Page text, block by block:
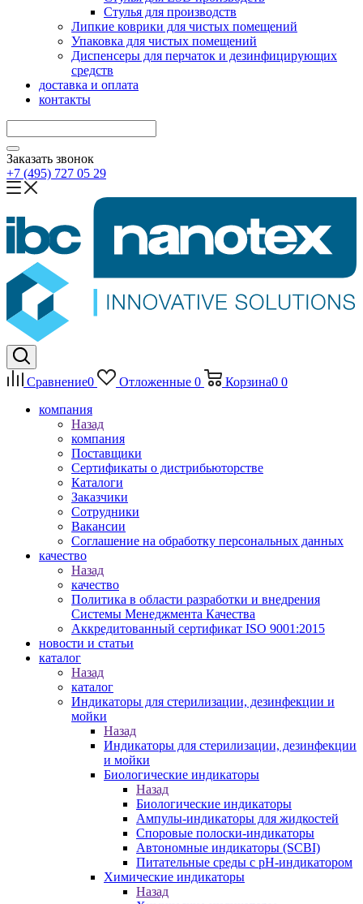
Стулья для производств
Липкие коврики для чистых помещений
Упаковка для чистых помещений
Диспенсеры для перчаток и дезинфицирующих
средств
доставка и оплата
контакты
Заказать звонок
+7 (495) 727 05 29
Сравнение0 Отложенные 0 Корзина0 0
компания
Назад
компания
Поставщики
Сертификаты о дистрибьюторстве
Каталоги
Заказчики
Сотрудники
Вакансии
Соглашение на обработку персональных данных
качество
Назад
качество
Политика в области разработки и внедрения
Системы Менеджмента Качества
Аккредитованный сертификат ISO 9001:2015
новости и статьи
каталог
Назад
каталог
Индикаторы для стерилизации, дезинфекции и
мойки
Назад
Индикаторы для стерилизации, дезинфекции
и мойки
Биологические индикаторы
Назад
Биологические индикаторы
Ампулы-индикаторы для жидкостей
Споровые полоски-индикаторы
Автономные индикаторы (SCBI)
Питательные среды с рН-индикатором
Химические индикаторы
Назад